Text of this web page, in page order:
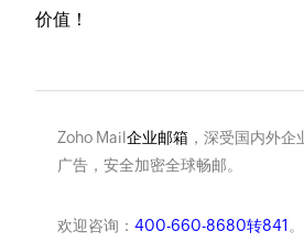
价值！
Zoho Mail企业邮箱，深受国内外企
广告，安全加密全球畅邮。
欢迎咨询： 400-660-8680转841